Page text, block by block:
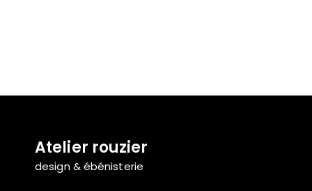
Atelier rouzier
design & ébénisterie